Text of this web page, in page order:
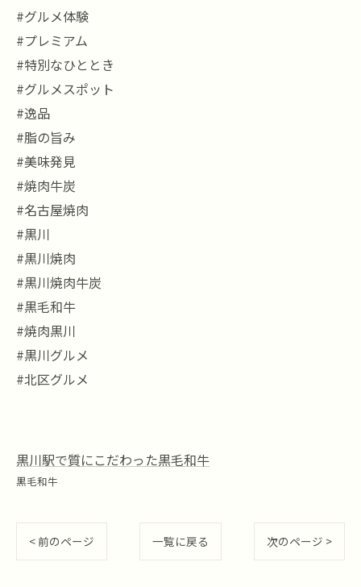
#グルメ体験
#プレミアム
#特別なひととき
#グルメスポット
#逸品
#脂の旨み
#美味発見
#焼肉牛炭
#名古屋焼肉
#黒川
#黒川焼肉
#黒川焼肉牛炭
#黒毛和牛
#焼肉黒川
#黒川グルメ
#北区グルメ
黒川駅で質にこだわった黒毛和牛
黒毛和牛
< 前のページ 一覧に戻る 次のページ >